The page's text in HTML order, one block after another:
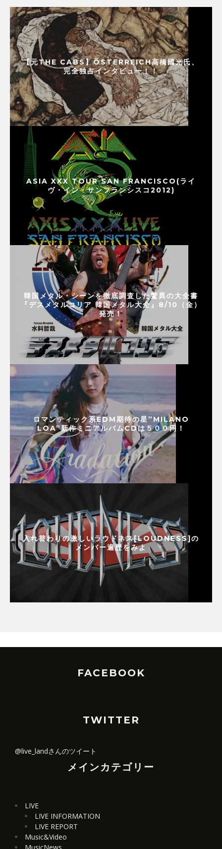
【元THE CABS】ÖSTERREICH高橋國光氏、
完全独占インタビュー！！
ASIA XXX TOUR SAN FRANCISCO(ライ
ヴ・イン・サンフランシスコ2012)
韓国メタル・シーンを徹底調査した驚異の大全書
『デスメタルコリア 韓国メタル大全』8/10（金）
発売！
ロマンティック系EDM期待の星”MILANO
LOA”新作ミニアルバムCDは５００円！
入れ替わりの激しいラウドネス[LOUDNESS]の
メンバー遍歴をみよ
FACEBOOK
TWITTER
@live_landさんのツイート
メインカテゴリー
LIVE
LIVE INFORMATION
LIVE REPORT
Music&Video